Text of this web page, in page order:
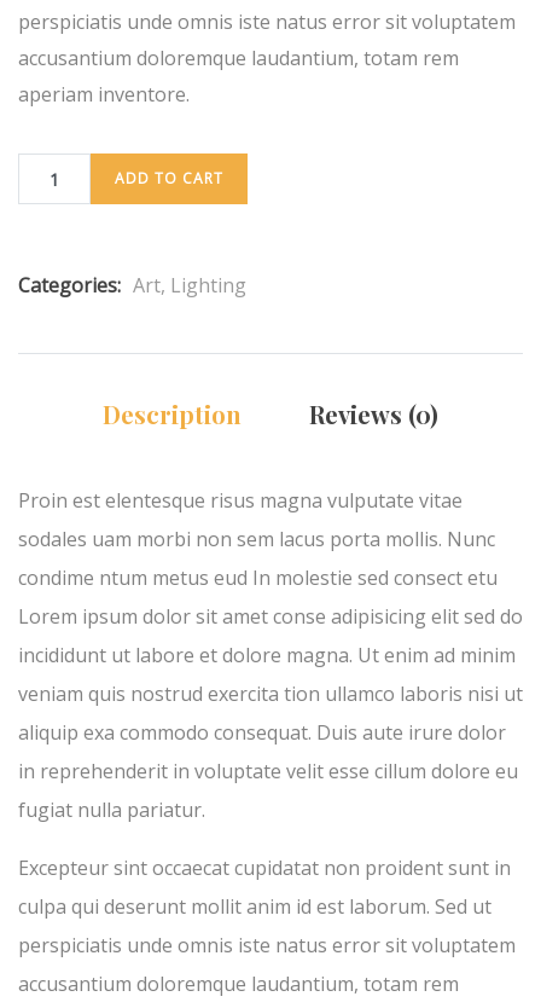
perspiciatis unde omnis iste natus error sit voluptatem
accusantium doloremque laudantium, totam rem
aperiam inventore.
ADD TO CART
Categories: Art, Lighting
Description Reviews (0)
Proin est elentesque risus magna vulputate vitae
sodales uam morbi non sem lacus porta mollis. Nunc
condime ntum metus eud In molestie sed consect etu
Lorem ipsum dolor sit amet conse adipisicing elit sed do
incididunt ut labore et dolore magna. Ut enim ad minim
veniam quis nostrud exercita tion ullamco laboris nisi ut
aliquip exa commodo consequat. Duis aute irure dolor
in reprehenderit in voluptate velit esse cillum dolore eu
fugiat nulla pariatur.
Excepteur sint occaecat cupidatat non proident sunt in
culpa qui deserunt mollit anim id est laborum. Sed ut
perspiciatis unde omnis iste natus error sit voluptatem
accusantium doloremque laudantium, totam rem